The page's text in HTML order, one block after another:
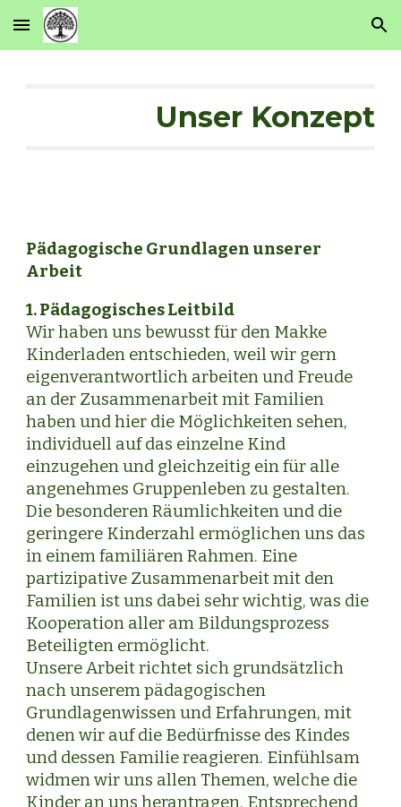
Skip to main content Skip to navigation
Unser Konzept
Pädagogische Grundlagen unserer
Arbeit
1. Pädagogisches Leitbild
Wir haben uns bewusst für den Makke
Kinderladen entschieden, weil wir gern
eigenverantwortlich arbeiten und Freude
an der Zusammenarbeit mit Familien
haben und hier die Möglichkeiten sehen,
individuell auf das einzelne Kind
einzugehen und gleichzeitig ein für alle
angenehmes Gruppenleben zu gestalten.
Die besonderen Räumlichkeiten und die
geringere Kinderzahl ermöglichen uns das
in einem familiären Rahmen. Eine
partizipative Zusammenarbeit mit den
Familien ist uns dabei sehr wichtig, was die
Kooperation aller am Bildungsprozess
Beteiligten ermöglicht.
Unsere Arbeit richtet sich grundsätzlich
nach unserem pädagogischen
Grundlagenwissen und Erfahrungen, mit
denen wir auf die Bedürfnisse des Kindes
und dessen Familie reagieren. Einfühlsam
widmen wir uns allen Themen, welche die
Kinder an uns herantragen. Entsprechend